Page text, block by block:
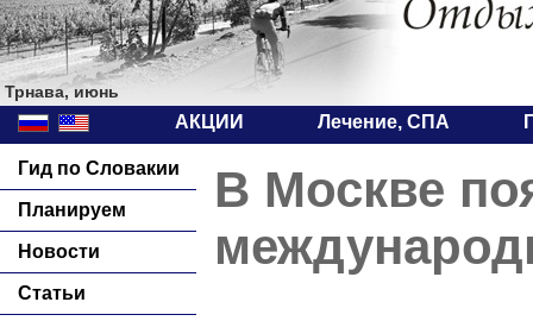
Трнава, июнь
АКЦИИ Лечение, СПА
Гид по Словакии
Планируем
Новости
Статьи
В Москве